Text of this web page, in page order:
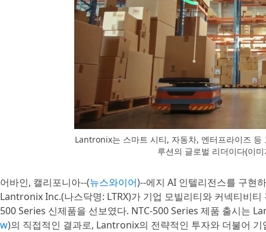
Lantronix는 스마트 시티, 자동차, 엔터프라이즈
루션의 글로벌 리더이다(이
어바인, 캘리포니아--(뉴스와이어)--에지 AI 인텔리전스를 구현
Lantronix Inc.(나스닥명: LTRX)가 기업 모빌리티와 커넥티비
500 Series 신제품을 선보였다. NTC-500 Series 제품 출시는
w)의 직접적인 결과로, Lantronix의 전략적인 투자와 더불어